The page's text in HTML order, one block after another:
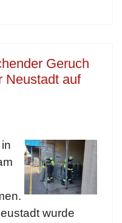
Geruch
Neustadt auf
wurde